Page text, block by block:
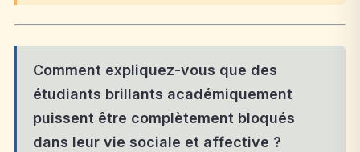
Comment expliquez-vous que des
étudiants brillants académiquement
puissent être complètement bloqués
dans leur vie sociale et affective ?